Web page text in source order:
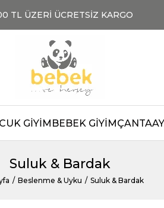
TL ÜZERİ ÜCRETSİZ KARGO
TOPTAN
GİYİM BEBEK GİYİMÇANTA
Suluk & Bardak
Beslenme & Uyku Suluk & Bardak